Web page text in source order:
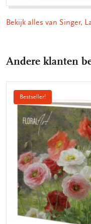
Bekijk alles van Singer,
Andere klanten
Bestseller!